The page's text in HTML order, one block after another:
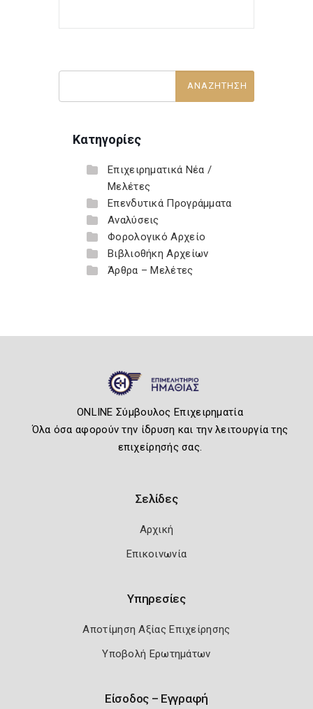
Κατηγορίες
Επιχειρηματικά Νέα /
Μελέτες
Επενδυτικά Προγράμματα
Αναλύσεις
Φορολογικό Αρχείο
Βιβλιοθήκη Αρχείων
Άρθρα – Μελέτες
ONLINE Σύμβουλος Επιχειρηματία
Όλα όσα αφορούν την ίδρυση και την λειτουργία της
επιχείρησής σας.
Σελίδες
Αρχική
Επικοινωνία
Υπηρεσίες
Αποτίμηση Αξίας Επιχείρησης
Υποβολή Ερωτημάτων
Είσοδος – Εγγραφή